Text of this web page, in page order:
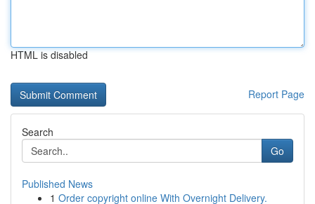
HTML is disabled
Report Page
Search
Go
Published News
1 Order copyright online With Overnight Delivery.